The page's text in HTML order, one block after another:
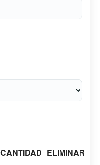
CANTIDAD ELIMINAR